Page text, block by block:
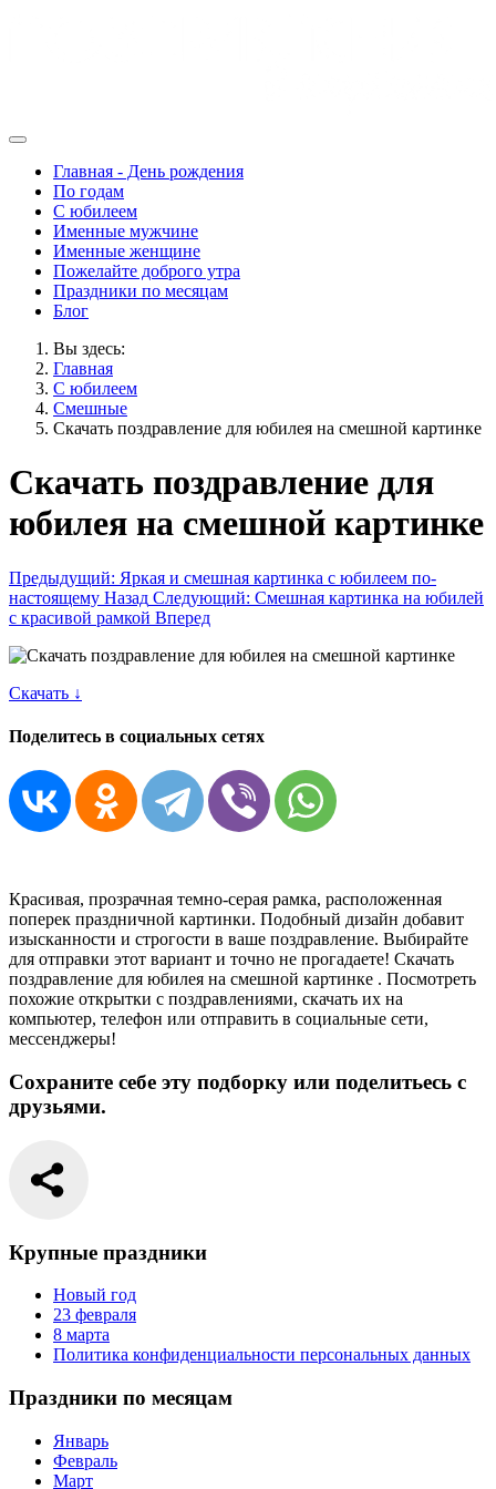
Главная - День рождения
По годам
С юбилеем
Именные мужчине
Именные женщине
Пожелайте доброго утра
Праздники по месяцам
Блог
Вы здесь:
Главная
С юбилеем
Смешные
Скачать поздравление для юбилея на смешной картинке
Скачать поздравление для
юбилея на смешной картинке
Предыдущий: Яркая и смешная картинка с юбилеем по-
настоящему Назад Следующий: Смешная картинка на юбилей
c красивой рамкой Вперед
Скачать ↓
Поделитесь в социальных сетях
Красивая, прозрачная темно-серая рамка, расположенная
поперек праздничной картинки. Подобный дизайн добавит
изысканности и строгости в ваше поздравление. Выбирайте
для отправки этот вариант и точно не прогадаете! Скачать
поздравление для юбилея на смешной картинке . Посмотреть
похожие открытки с поздравлениями, скачать их на
компьютер, телефон или отправить в социальные сети,
мессенджеры!
Сохраните себе эту подборку или поделитьесь с
друзьями.
Крупные праздники
Новый год
23 февраля
8 марта
Политика конфиденциальности персональных данных
Праздники по месяцам
Январь
Февраль
Март